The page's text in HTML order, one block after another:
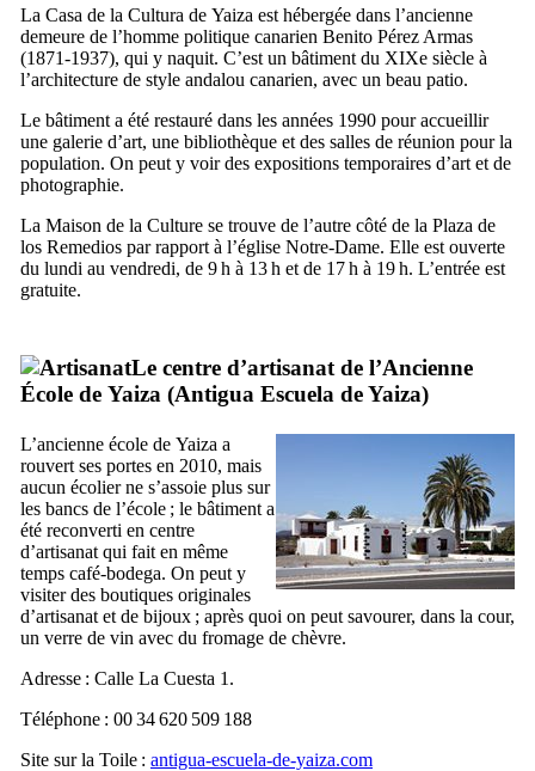
La Casa de la Cultura de Yaiza est hébergée dans l’ancienne
demeure de l’homme politique canarien Benito Pérez Armas
(1871-1937), qui y naquit. C’est un bâtiment du XIXe siècle à
l’architecture de style andalou canarien, avec un beau patio.
Le bâtiment a été restauré dans les années 1990 pour accueillir
une galerie d’art, une bibliothèque et des salles de réunion pour la
population. On peut y voir des expositions temporaires d’art et de
photographie.
La Maison de la Culture se trouve de l’autre côté de la Plaza de
los Remedios par rapport à l’église Notre-Dame. Elle est ouverte
du lundi au vendredi, de 9 h à 13 h et de 17 h à 19 h. L’entrée est
gratuite.
Le centre d’artisanat de l’Ancienne
École de Yaiza (Antigua Escuela de Yaiza)
L’ancienne école de Yaiza a
rouvert ses portes en 2010, mais
aucun écolier ne s’assoie plus sur
les bancs de l’école ; le bâtiment a
été reconverti en centre
d’artisanat qui fait en même
temps café-bodega. On peut y
visiter des boutiques originales
d’artisanat et de bijoux ; après quoi on peut savourer, dans la cour,
un verre de vin avec du fromage de chèvre.
Adresse : Calle La Cuesta 1 .
Téléphone : 00 34 620 509 188
Site sur la Toile : antigua-escuela-de-yaiza.com